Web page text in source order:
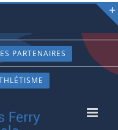
PARTENAIRES